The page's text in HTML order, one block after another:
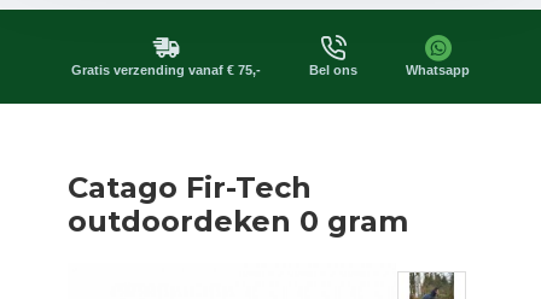
Gratis verzending vanaf € 75,- Bel ons Whatsapp
Catago Fir-Tech
outdoordeken 0 gram